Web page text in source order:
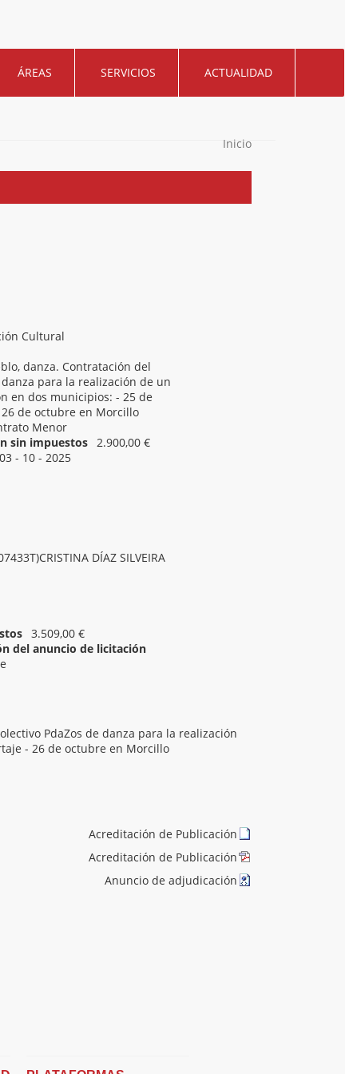
ÁREAS SERVICIOS ACTUALIDAD
Inicio
Cultural
danza. Contratación del
danza para la realización de un
en dos municipios: - 25 de
de octubre en Morcillo
Menor
sin impuestos 2.900,00 €
03 - 10 - 2025
DÍAZ SILVEIRA
3.509,00 €
del anuncio de licitación
PdaZos de danza para la realización
- 26 de octubre en Morcillo
Acreditación de Publicación
Acreditación de Publicación
Anuncio de adjudicación